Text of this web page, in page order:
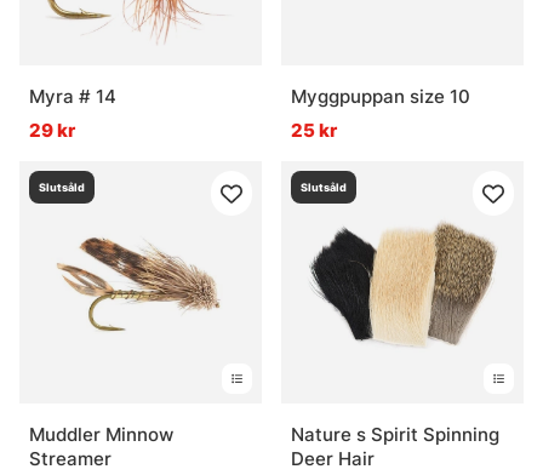
Myra # 14
29 kr
Myggpuppan size 10
25 kr
Slutsåld
Muddler Minnow
Streamer
Slutsåld
Nature s Spirit Spinning
Deer Hair